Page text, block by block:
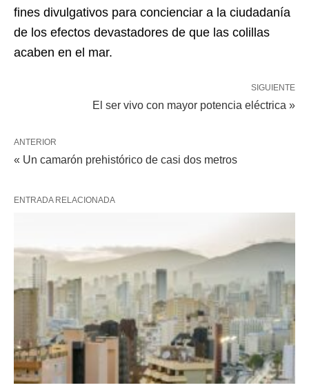
fines divulgativos para concienciar a la ciudadanía
de los efectos devastadores de que las colillas
acaben en el mar.
SIGUIENTE
El ser vivo con mayor potencia eléctrica »
ANTERIOR
« Un camarón prehistórico de casi dos metros
ENTRADA RELACIONADA